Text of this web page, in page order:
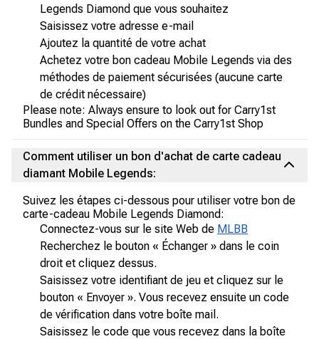
Legends Diamond que vous souhaitez
Saisissez votre adresse e-mail
Ajoutez la quantité de votre achat
Achetez votre bon cadeau Mobile Legends via des
méthodes de paiement sécurisées (aucune carte
de crédit nécessaire)
Please note: Always ensure to look out for Carry1st
Bundles and Special Offers on the Carry1st Shop
Comment utiliser un bon d'achat de carte cadeau
diamant Mobile Legends:
Suivez les étapes ci-dessous pour utiliser votre bon de
carte-cadeau Mobile Legends Diamond:
Connectez-vous sur le site Web de MLBB
Recherchez le bouton « Échanger » dans le coin
droit et cliquez dessus.
Saisissez votre identifiant de jeu et cliquez sur le
bouton « Envoyer ». Vous recevez ensuite un code
de vérification dans votre boîte mail.
Saisissez le code que vous recevez dans la boîte